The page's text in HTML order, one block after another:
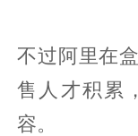
不过阿里在
售人才积累
容。